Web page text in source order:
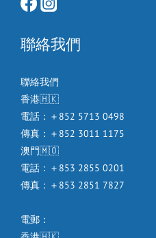
聯絡我們
聯絡我們
香港🇭🇰
電話：＋852 5713 0498
傳真：＋852 3011 1175
澳門🇲🇴
電話：＋853 2855 0201
傳真：＋853 2851 7827
電郵：